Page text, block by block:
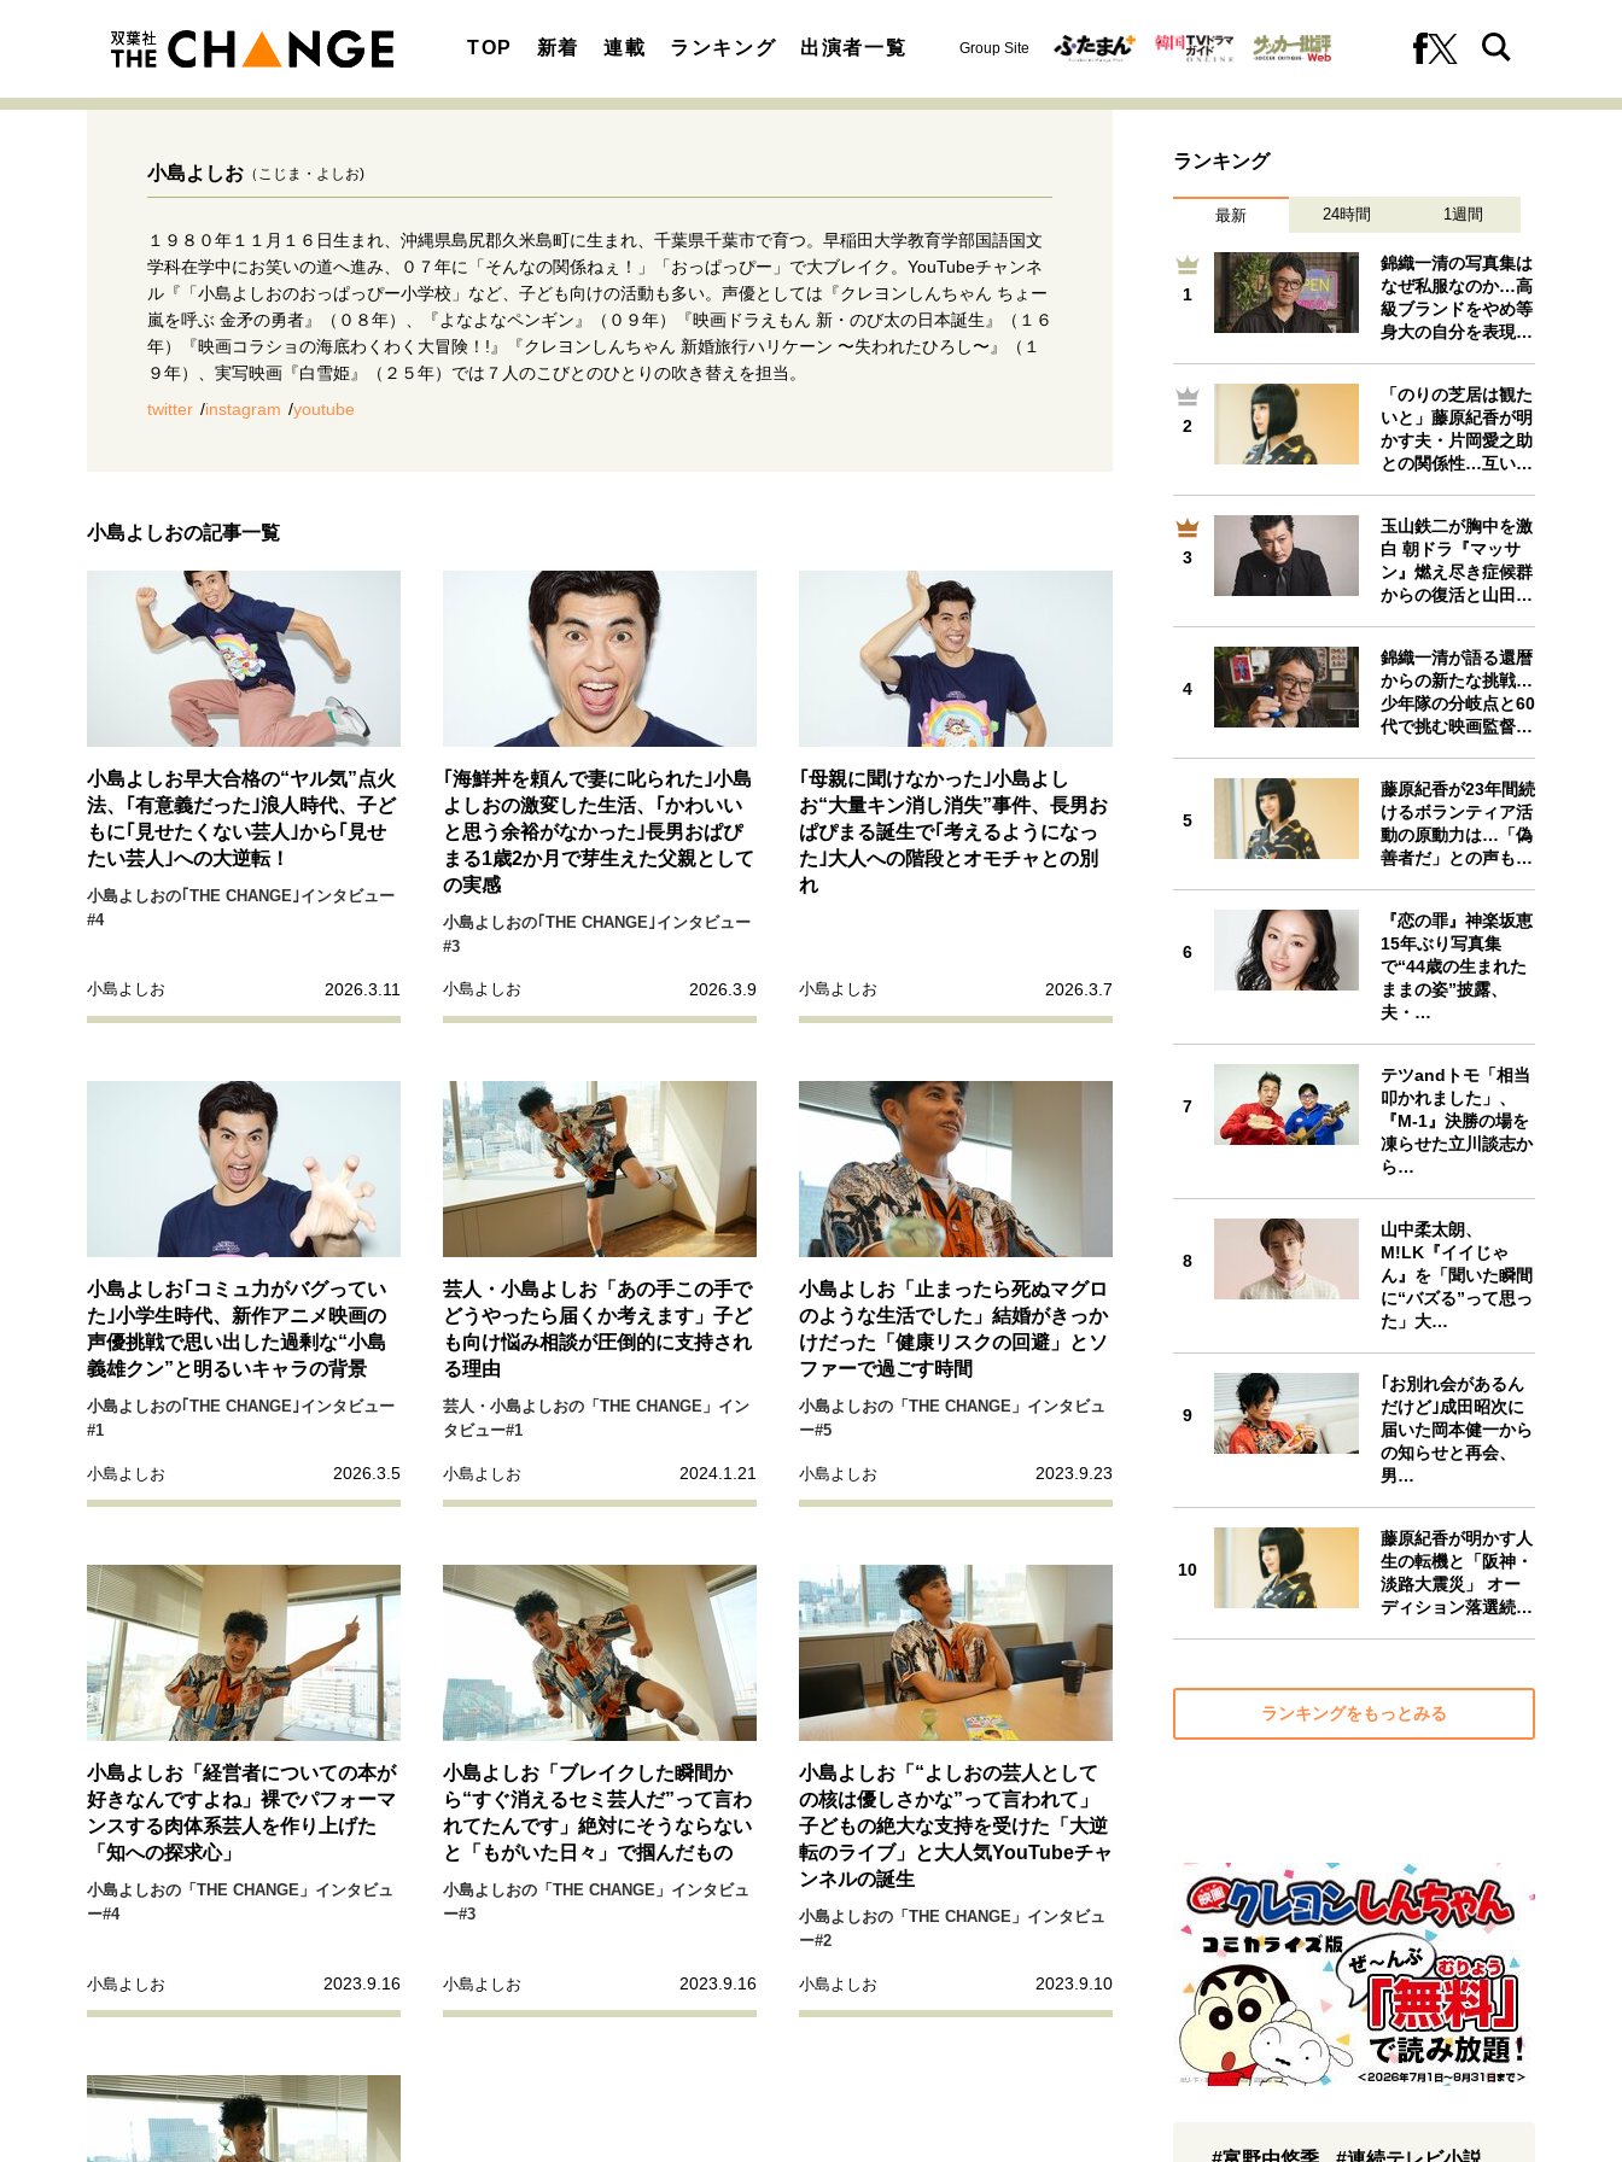
TOP 新着 連載 ランキング 出演者一覧 Group Site
SPECIAL 注目の記事テーマで探す
サイトの核・哲学 運命を変えた出会い 決断の裏側 挫折からの再起 未知への挑戦
プロフェッショナルの矜持
表現者の葛藤
人生が動いた日 10代の挫折と原点
ファーストキャリアを拓く
経営・ビジネス
マインドセット 重圧との向き合い方 20代の現在地
ライフスタイル・生き方 40代からの景色 美しさの哲学 パートナーとの歩み方
親になるということ
病が教えてくれたこと
移住という選択 熱狂できるもの
一生モノの愛用品
私を彩るエッセンス
60代のネクストステージ 70代のグランドデザイン
社会・カルチャー・マネー 地域とつながる/お金との付き合い方
小島よしお （こじま・よしお)
１９８０年１１月１６日生まれ、沖縄県島尻郡久米島町に生まれ、千葉県千葉市で育つ。早稲田大学教育学部国語国文
学科在学中にお笑いの道へ進み、０７年に「そんなの関係ねぇ！」「おっぱっぴー」で大ブレイク。YouTubeチャンネ
ル『「小島よしおのおっぱっぴー小学校」など、子ども向けの活動も多い。声優としては『クレヨンしんちゃん ちょー
嵐を呼ぶ 金矛の勇者』（０８年）、『よなよなペンギン』（０９年）『映画ドラえもん 新・のび太の日本誕生』（１６
年）『映画コラショの海底わくわく大冒険！!』『クレヨンしんちゃん 新婚旅行ハリケーン 〜失われたひろし〜』（１
９年）、実写映画『白雪姫』（２５年）では７人のこびとのひとりの吹き替えを担当。
twitter
instagram youtube
小島よしおの記事一覧
小島よしお早大合格の“ヤル気”点火
法、｢有意義だった｣浪人時代、子ど
もに｢見せたくない芸人｣から｢見せ
たい芸人｣への大逆転！
小島よしおの｢THE CHANGE｣インタビュー
#4
小島よしお 2026.3.11
｢海鮮丼を頼んで妻に叱られた｣小島
よしおの激変した生活、｢かわいい
と思う余裕がなかった｣長男おぱぴ
まる1歳2か月で芽生えた父親として
の実感
小島よしおの｢THE CHANGE｣インタビュー
#3
小島よしお 2026.3.9
｢母親に聞けなかった｣小島よし
お“大量キン消し消失”事件、長男お
ぱぴまる誕生で｢考えるようになっ
た｣大人への階段とオモチャとの別
れ
小島よしお 2026.3.7
小島よしお｢コミュ力がバグってい
た｣小学生時代、新作アニメ映画の
声優挑戦で思い出した過剰な“小島
義雄クン”と明るいキャラの背景
小島よしおの｢THE CHANGE｣インタビュー
#1
小島よしお 2026.3.5
芸人・小島よしお「あの手この手で
どうやったら届くか考えます」子ど
も向け悩み相談が圧倒的に支持され
る理由
芸人・小島よしおの「THE CHANGE」イン
タビュー#1
小島よしお 2024.1.21
小島よしお「止まったら死ぬマグロ
のような生活でした」結婚がきっか
けだった「健康リスクの回避」とソ
ファーで過ごす時間
小島よしおの「THE CHANGE」インタビュ
ー#5
小島よしお 2023.9.23
小島よしお「経営者についての本が
好きなんですよね」裸でパフォーマ
ンスする肉体系芸人を作り上げた
「知への探求心」
小島よしおの「THE CHANGE」インタビュ
ー#4
小島よしお 2023.9.16
小島よしお「ブレイクした瞬間か
ら“すぐ消えるセミ芸人だ”って言わ
れてたんです」絶対にそうならない
と「もがいた日々」で掴んだもの
小島よしおの「THE CHANGE」インタビュ
ー#3
小島よしお 2023.9.16
小島よしお「“よしおの芸人として
の核は優しさかな”って言われて」
子どもの絶大な支持を受けた「大逆
転のライブ」と大人気YouTubeチャ
ンネルの誕生
小島よしおの「THE CHANGE」インタビュ
ー#2
小島よしお 2023.9.10
ランキング
最新 24時間 1週間
1
錦織一清の写真集は
なぜ私服なのか…高
級ブランドをやめ等
身大の自分を表現…
2
「のりの芝居は観た
いと」藤原紀香が明
かす夫・片岡愛之助
との関係性…互い…
3
玉山鉄二が胸中を激
白 朝ドラ『マッサ
ン』燃え尽き症候群
からの復活と山田…
4
錦織一清が語る還暦
からの新たな挑戦…
少年隊の分岐点と60
代で挑む映画監督…
5
藤原紀香が23年間続
けるボランティア活
動の原動力は…「偽
善者だ」との声も…
6
『恋の罪』神楽坂恵
15年ぶり写真集
で“44歳の生まれた
ままの姿”披露、
夫・…
7
テツandトモ「相当
叩かれました」、
『M-1』決勝の場を
凍らせた立川談志か
ら…
8
山中柔太朗、
M!LK『イイじゃ
ん』を「聞いた瞬間
に“バズる”って思っ
た」大…
9
｢お別れ会があるん
だけど｣成田昭次に
届いた岡本健一から
の知らせと再会、
男…
10
藤原紀香が明かす人
生の転機と「阪神・
淡路大震災」 オー
ディション落選続…
ランキングをもっとみる